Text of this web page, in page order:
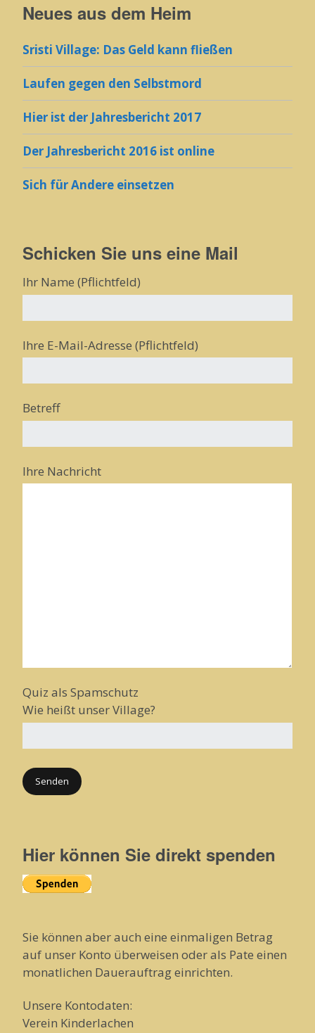
Neues aus dem Heim
Sristi Village: Das Geld kann fließen
Laufen gegen den Selbstmord
Hier ist der Jahresbericht 2017
Der Jahresbericht 2016 ist online
Sich für Andere einsetzen
Schicken Sie uns eine Mail
Ihr Name (Pflichtfeld)
Ihre E-Mail-Adresse (Pflichtfeld)
Betreff
Ihre Nachricht
Quiz als Spamschutz
Wie heißt unser Village?
Hier können Sie direkt spenden
Sie können aber auch eine einmaligen Betrag
auf unser Konto überweisen oder als Pate einen
monatlichen Dauerauftrag einrichten.
Unsere Kontodaten:
Verein Kinderlachen